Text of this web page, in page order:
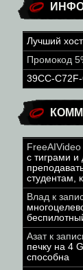
Лучший
Промокод
39CC-
FreeAIVideo
с тиграми и
студентам,
Влад к
Азатк
печку на 4
способна